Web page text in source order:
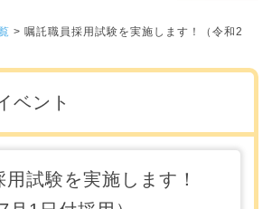
> 嘱託職員採用試験を実施します！（令和2
ベント
試験を実施します！